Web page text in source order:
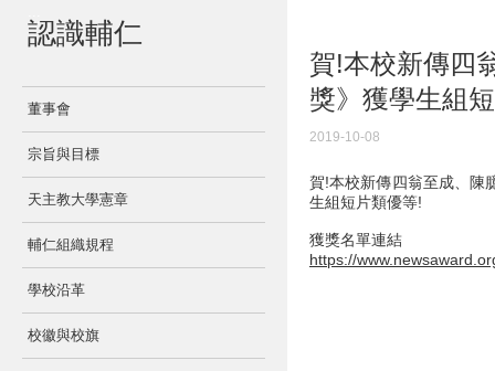
:::
認識輔仁
董事會
宗旨與目標
天主教大學憲章
輔仁組織規程
學校沿革
校徽與校旗
賀!本校新傳四
獎》獲學生組
2019-10-08
賀!本校新傳四翁至成、陳
生組短片類優等!
獲獎名單連結
https://